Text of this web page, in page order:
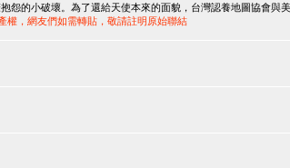
的小破壞。為了還給天使本來的面貌，台灣認養地圖協會與
權，網友們如需轉貼，敬請註明原始聯結